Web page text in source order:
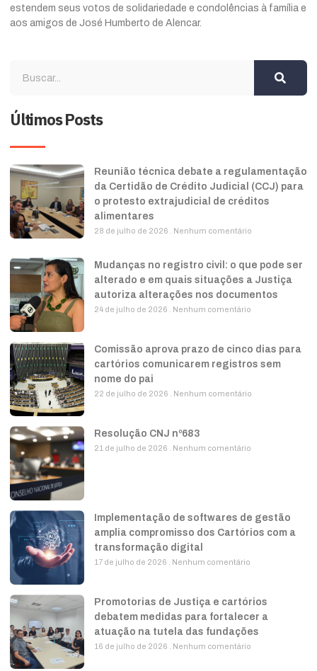
estendem seus votos de solidariedade e condolências à família e
aos amigos de José Humberto de Alencar.
Últimos Posts
Reunião técnica debate a regulamentação
da Certidão de Crédito Judicial (CCJ) para
o protesto extrajudicial de créditos
alimentares
28 de julho de 2026 Nenhum comentário
Mudanças no registro civil: o que pode ser
alterado e em quais situações a Justiça
autoriza alterações nos documentos
24 de julho de 2026 Nenhum comentário
Comissão aprova prazo de cinco dias para
cartórios comunicarem registros sem
nome do pai
22 de julho de 2026 Nenhum comentário
Resolução CNJ nº683
21 de julho de 2026 Nenhum comentário
Implementação de softwares de gestão
amplia compromisso dos Cartórios com a
transformação digital
17 de julho de 2026 Nenhum comentário
Promotorias de Justiça e cartórios
debatem medidas para fortalecer a
atuação na tutela das fundações
16 de julho de 2026 Nenhum comentário